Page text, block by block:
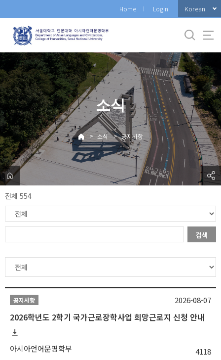
로
메
뉴
Home Login Korean
소식
> 소식 > 공지사항
전체 554
검색
공지사항
2026학년도 2학기 국가근로장학사업 희망근로지 신청 안내
아시아언어문명학부 4118
2026-08-07